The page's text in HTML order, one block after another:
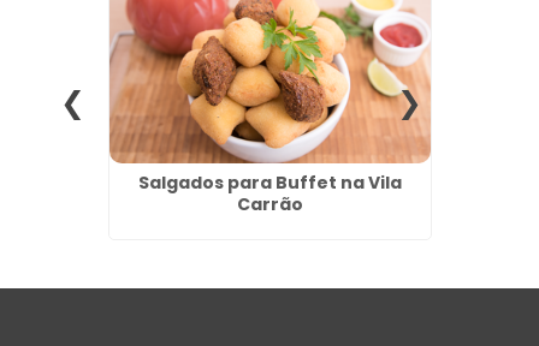
Salgados para Buffet na Vila
Carrão